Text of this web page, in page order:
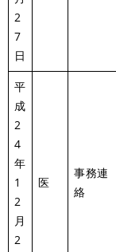
2
7
日
平
成
2
4
年
1
2
月
2
医
事務連
絡